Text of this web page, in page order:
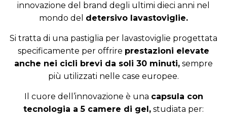
innovazione del brand degli ultimi dieci anni nel
mondo del detersivo lavastoviglie.
Si tratta di una pastiglia per lavastoviglie progettata
specificamente per offrire prestazioni elevate
anche nei cicli brevi da soli 30 minuti, sempre
più utilizzati nelle case europee.
Il cuore dell’innovazione è una capsula con
tecnologia a 5 camere di gel, studiata per: